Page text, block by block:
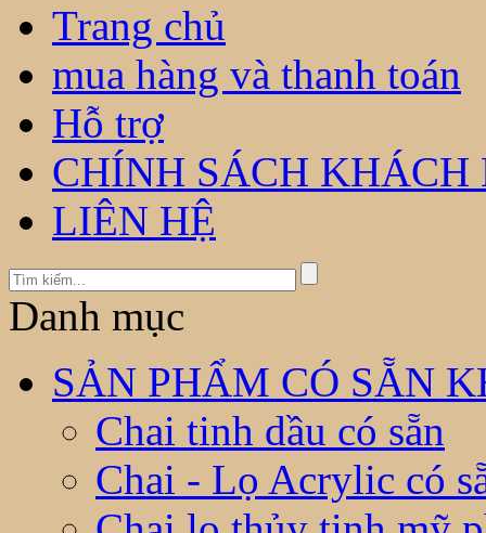
Trang chủ
mua hàng và thanh toán
Hỗ trợ
CHÍNH SÁCH KHÁCH
LIÊN HỆ
Danh mục
SẢN PHẨM CÓ SẴN
Chai tinh dầu có sẵn
Chai - Lọ Acrylic có